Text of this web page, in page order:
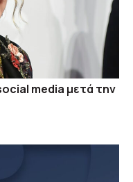
media μετά την